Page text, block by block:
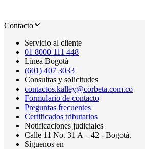
Contacto
Servicio al cliente
01 8000 111 448
Línea Bogotá
(601) 407 3033
Consultas y solicitudes
contactos.kalley@corbeta.com.co
Formulario de contacto
Preguntas frecuentes
Certificados tributarios
Notificaciones judiciales
Calle 11 No. 31 A – 42 - Bogotá.
Síguenos en